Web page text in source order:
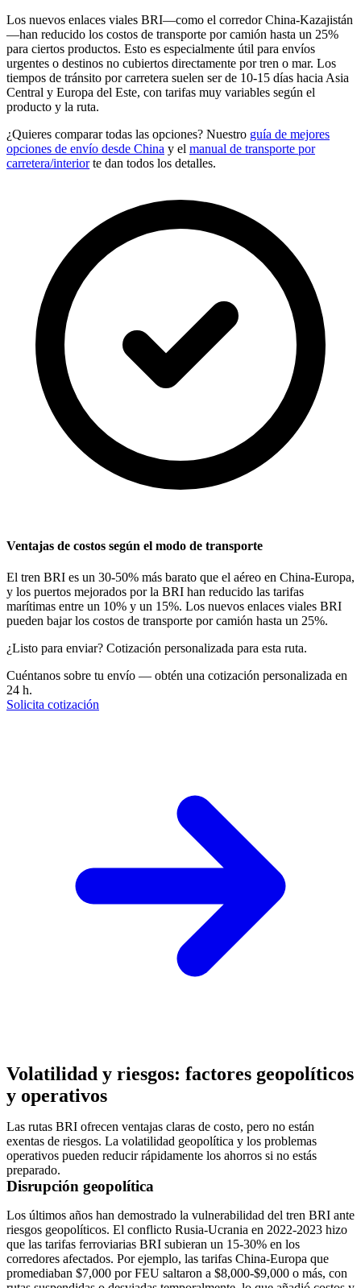
Los nuevos enlaces viales BRI—como el corredor China-Kazajistán
—han reducido los costos de transporte por camión hasta un 25%
para ciertos productos. Esto es especialmente útil para envíos
urgentes o destinos no cubiertos directamente por tren o mar. Los
tiempos de tránsito por carretera suelen ser de 10-15 días hacia Asia
Central y Europa del Este, con tarifas muy variables según el
producto y la ruta.
¿Quieres comparar todas las opciones? Nuestro guía de mejores
opciones de envío desde China y el manual de transporte por
carretera/interiorte dan todos los detalles.
Ventajas de costos según el modo de transporte
El tren BRI es un 30-50% más barato que el aéreo en China-Europa,
y los puertos mejorados por la BRI han reducido las tarifas
marítimas entre un 10% y un 15%. Los nuevos enlaces viales BRI
pueden bajar los costos de transporte por camión hasta un 25%.
¿Listo para enviar? Cotización personalizada para esta ruta.
Cuéntanos sobre tu envío — obtén una cotización personalizada en
24 h.
Solicita cotización
Volatilidad y riesgos: factores geopolíticos
y operativos
Las rutas BRI ofrecen ventajas claras de costo, pero no están
exentas de riesgos. La volatilidad geopolítica y los problemas
operativos pueden reducir rápidamente los ahorros si no estás
preparado.
Disrupción geopolítica
Los últimos años han demostrado la vulnerabilidad del tren BRI ante
riesgos geopolíticos. El conflicto Rusia-Ucrania en 2022-2023 hizo
que las tarifas ferroviarias BRI subieran un 15-30% en los
corredores afectados. Por ejemplo, las tarifas China-Europa que
promediaban $7,000 por FEU saltaron a $8,000-$9,000 o más, con